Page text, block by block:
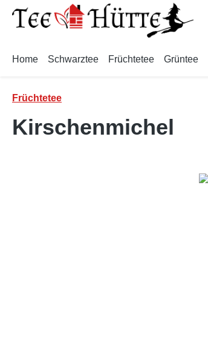
Hauptinhalt springen
Zur Suche springen
Zur Hauptnavigation springen
Home Schwarztee Früchtetee Grüntee
Früchtetee
Kirschenmichel